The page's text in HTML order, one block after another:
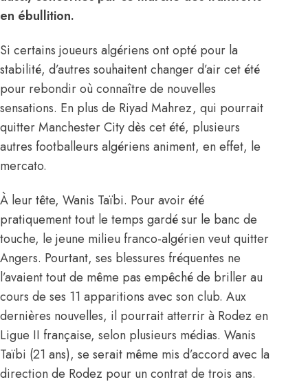
en ébullition.
Si certains joueurs algériens ont opté pour la
stabilité, d’autres souhaitent changer d’air cet été
pour rebondir où connaître de nouvelles
sensations. En plus de Riyad Mahrez, qui pourrait
quitter Manchester City dès cet été, plusieurs
autres footballeurs algériens animent, en effet, le
mercato.
À leur tête, Wanis Taïbi. Pour avoir été
pratiquement tout le temps gardé sur le banc de
touche, le jeune milieu franco-algérien veut quitter
Angers. Pourtant, ses blessures fréquentes ne
l’avaient tout de même pas empêché de briller au
cours de ses 11 apparitions avec son club. Aux
dernières nouvelles, il pourrait atterrir à Rodez en
Ligue II française, selon plusieurs médias. Wanis
Taïbi (21 ans), se serait même mis d’accord avec la
direction de Rodez pour un contrat de trois ans.